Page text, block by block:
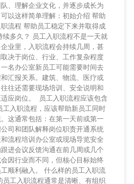
、理解企业文化，并逐步成长为
以这样简单理解：初始介绍 帮助
流程 帮助员工稳定下来并取得成
多久？ 员工入职流程不是一天就
业里，入职流程会持续几周，甚
决于岗位、行业、工作复杂程度
名办公室新员工可能需要时间去
汇报关系。建筑、物流、医疗或
往还需要现场培训、安全说明和
应岗位。 员工入职流程应该包含
入职流程，应该帮助新员工同时
这通常包括：在第一天前或第一
司和团队解释岗位职责开通系统
流程培训办公室或现场导览安全
进会议反馈沟通在前几周或几个
因行业而不同，但核心目标始终
顺利融入。 什么样的员工入职流
工入职流程通常是清晰、有组织